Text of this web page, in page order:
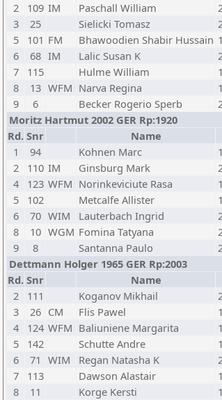
2
109 IM Paschall William
3
25 Sielicki Tomasz
5
101 FM Bhawoodien Shabir Hussain
6
68 IM Lalic Susan K
7
115 Hulme William
8
13 WFM Narva Regina
9
6 Becker Rogerio Sperb
Moritz Hartmut 2002 GER Rp:1920
Rd. Snr Name
1
94 Kohnen Marc
2
110 IM Ginsburg Mark
4
123 WFM Norinkeviciute Rasa
5
102 Metcalfe Allister
6
70 WIM Lauterbach Ingrid
8
10 WGM Fomina Tatyana
9
8 Santanna Paulo
Dettmann Holger 1965 GER Rp:2003
Rd. Snr Name
2
111 Koganov Mikhail
3
26 CM Flis Pawel
4
124 WFM Baliuniene Margarita
5
142 Schutte Andre
6
71 WIM Regan Natasha K
7
113 Dawson Alastair
8
11 Korge Kersti